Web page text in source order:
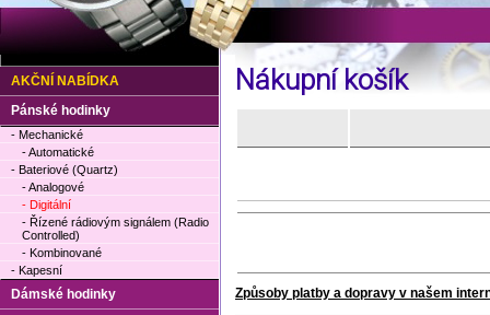
Nákupní košík
Způsoby platby a dopravy v našem
AKČNÍ NABÍDKA
Pánské hodinky
- Mechanické
- Automatické
- Bateriové (Quartz)
- Analogové
- Digitální
- Řízené rádiovým signálem (Radio
Controlled)
- Kombinované
- Kapesní
Dámské hodinky